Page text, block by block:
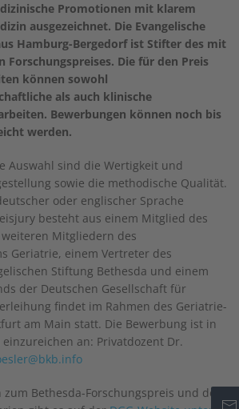
Promotionen mit klarem
ausgezeichnet. Die Evangelische
Hamburg-Bergedorf ist Stifter des mit
Forschungspreises. Die für den Preis
können sowohl
als auch klinische
Bewerbungen können noch bis
werden.
Auswahl sind die Wertigkeit und
sowie die methodische Qualität.
oder englischer Sprache
besteht aus einem Mitglied des
Mitgliedern des
Geriatrie, einem Vertreter des
Stiftung Bethesda und einem
der Deutschen Gesellschaft für
findet im Rahmen des Geriatrie-
am Main statt. Die Bewerbung ist in
an: Privatdozent Dr.
Bethesda-Forschungspreis und den